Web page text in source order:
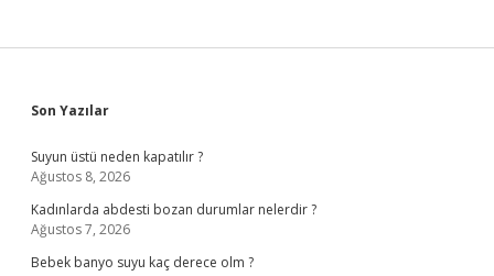
Sidebar
Son Yazılar
Suyun üstü neden kapatılır ?
Ağustos 8, 2026
Kadınlarda abdesti bozan durumlar nelerdir ?
Ağustos 7, 2026
Bebek banyo suyu kaç derece olm ?